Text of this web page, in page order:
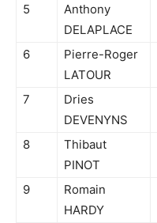
5
Anthony
DELAPLACE
6
Pierre-Roger
LATOUR
7
Dries
DEVENYNS
8
Thibaut
PINOT
9
Romain
HARDY